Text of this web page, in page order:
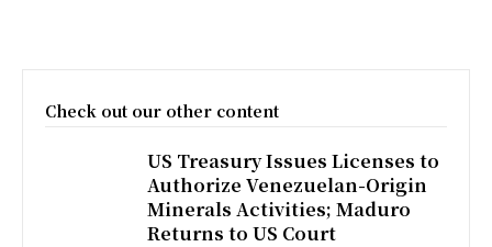
Check out our other content
US Treasury Issues Licenses to
Authorize Venezuelan-Origin
Minerals Activities; Maduro
Returns to US Court